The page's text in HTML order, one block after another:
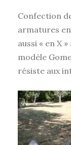
Confection
armatures
aussi « en X
modèle
résiste aux